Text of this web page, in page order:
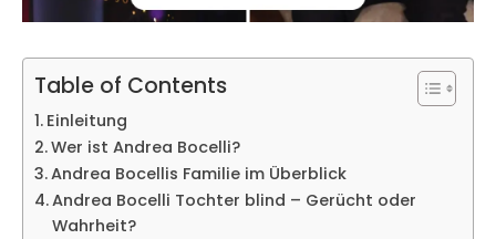
Table of Contents
Einleitung
Wer ist Andrea Bocelli?
Andrea Bocellis Familie im Überblick
Andrea Bocelli Tochter blind – Gerücht oder
Wahrheit?